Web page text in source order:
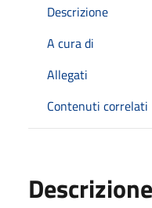
Descrizione
A cura di
Allegati
Contenuti correlati
Descrizione